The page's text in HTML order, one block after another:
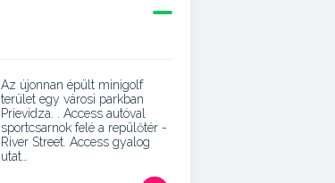
Az újonnan épült minigolf
terület egy városi parkban
Prievidza. . Access autóval
sportcsarnok felé a repülőtér -
River Street. Access gyalog
utat…